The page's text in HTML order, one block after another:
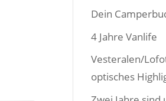
Dein
4 Jahre Vanlife
Vesteralen/
optisches